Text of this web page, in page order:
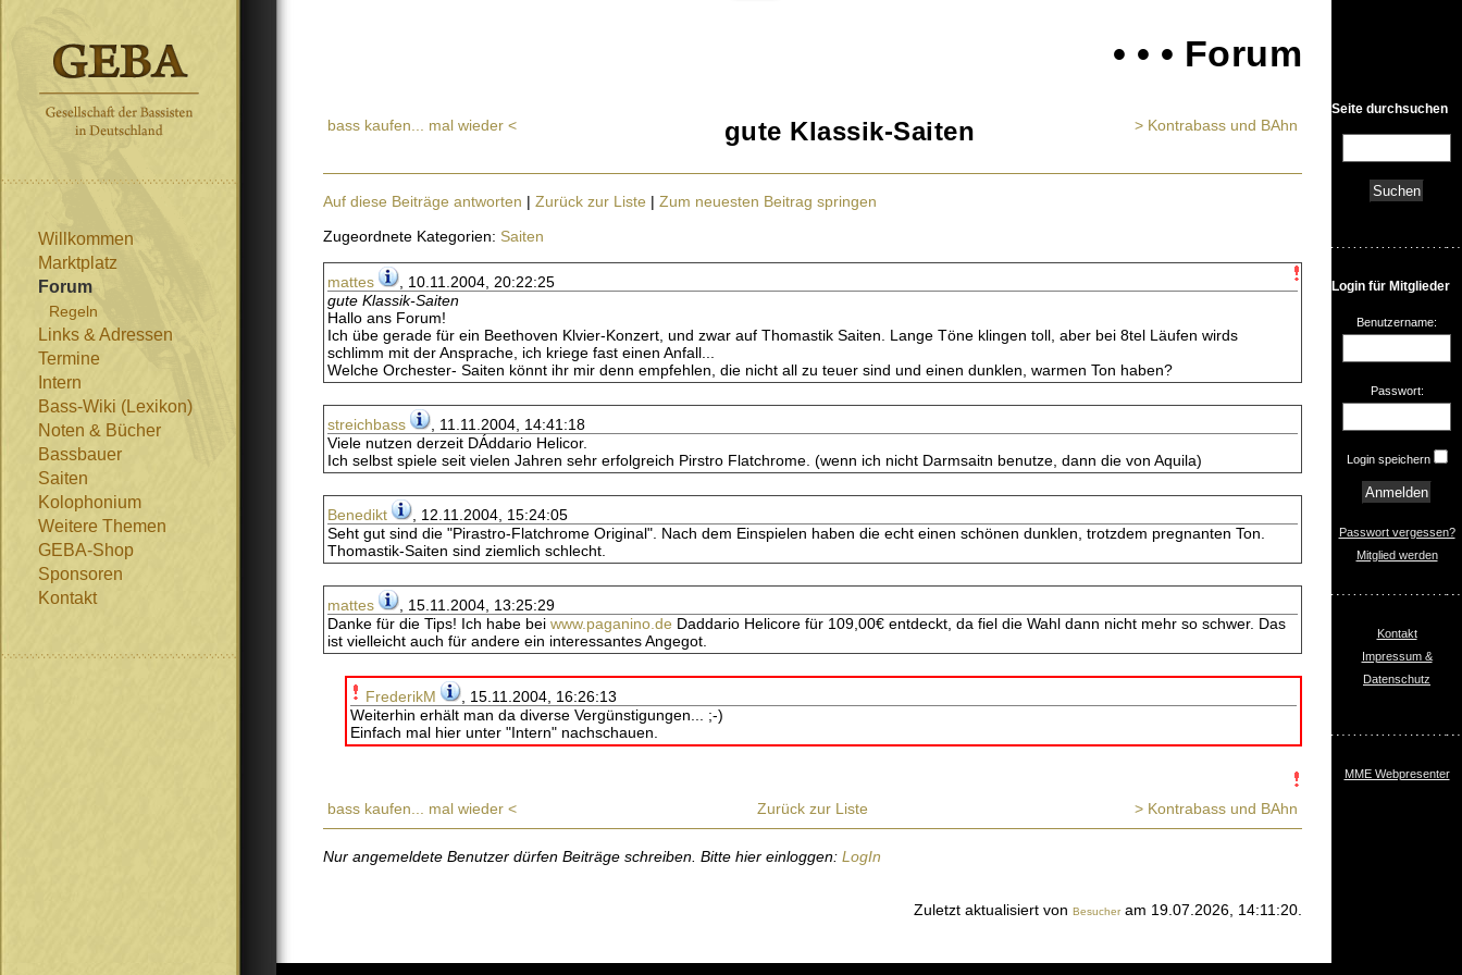
Willkommen
Marktplatz
Forum
Regeln
Links & Adressen
Termine
Intern
Bass-Wiki (Lexikon)
Noten & Bücher
Bassbauer
Saiten
Kolophonium
Weitere Themen
GEBA-Shop
Sponsoren
Kontakt
Seite durchsuchen
Login für Mitglieder
Benutzername:
Passwort:
Login speichern
Passwort vergessen?
Mitglied werden
Kontakt
Impressum &
Datenschutz
MME Webpresenter
• • • Forum
bass kaufen... mal wieder < gute Klassik-Saiten > Kontrabass und BAhn
Auf diese Beiträge antworten | Zurück zur Liste | Zum neuesten Beitrag springen
Zugeordnete Kategorien: Saiten
mattes
, 10.11.2004, 20:22:25
gute Klassik-Saiten
Hallo ans Forum!
Ich übe gerade für ein Beethoven Klvier-Konzert, und zwar auf Thomastik Saiten. Lange Töne klingen toll, aber bei 8tel Läufen wirds
schlimm mit der Ansprache, ich kriege fast einen Anfall...
Welche Orchester- Saiten könnt ihr mir denn empfehlen, die nicht all zu teuer sind und einen dunklen, warmen Ton haben?
streichbass
, 11.11.2004, 14:41:18
Viele nutzen derzeit DÁddario Helicor.
Ich selbst spiele seit vielen Jahren sehr erfolgreich Pirstro Flatchrome. (wenn ich nicht Darmsaitn benutze, dann die von Aquila)
Benedikt
, 12.11.2004, 15:24:05
Seht gut sind die "Pirastro-Flatchrome Original". Nach dem Einspielen haben die echt einen schönen dunklen, trotzdem pregnanten Ton.
Thomastik-Saiten sind ziemlich schlecht.
mattes
, 15.11.2004, 13:25:29
Danke für die Tips! Ich habe bei www.paganino.de Daddario Helicore für 109,00€ entdeckt, da fiel die Wahl dann nicht mehr so schwer. Das
ist vielleicht auch für andere ein interessantes Angegot.
FrederikM
, 15.11.2004, 16:26:13
Weiterhin erhält man da diverse Vergünstigungen... ;-)
Einfach mal hier unter "Intern" nachschauen.
bass kaufen... mal wieder < Zurück zur Liste > Kontrabass und BAhn
Nur angemeldete Benutzer dürfen Beiträge schreiben. Bitte hier einloggen: LogIn
Zuletzt aktualisiert von Besucheram 19.07.2026, 14:11:20.